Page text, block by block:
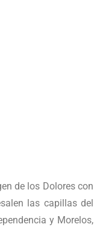
de los Dolores con
las capillas del
y Morelos,